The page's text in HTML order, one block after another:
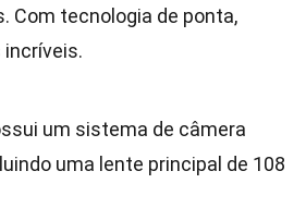
Com tecnologia de ponta,
um sistema de câmera
uma lente principal de 108